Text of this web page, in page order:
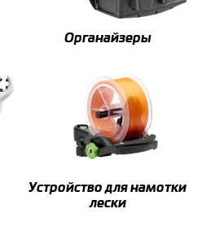
Органайзеры
Устройство для намотки
лески